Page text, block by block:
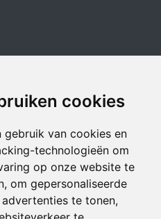
cookies
gebruik van cookies en
technologieën om
op onze website te
om gepersonaliseerde
te tonen,